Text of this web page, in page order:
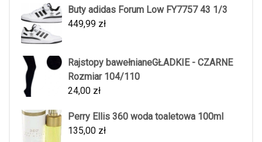
Buty adidas Forum Low FY7757 43 1/3
449,99 zł
Rajstopy bawełnianeGŁADKIE - CZARNE
Rozmiar 104/110
24,00 zł
Perry Ellis 360 woda toaletowa 100ml
135,00 zł